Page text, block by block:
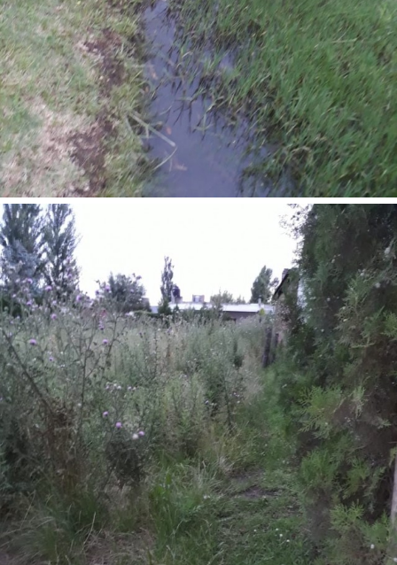
Suscribirme gratis
Dirección de correo electrónico*
Nombre
Apellidos
Número de teléfono